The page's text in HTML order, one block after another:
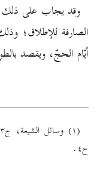
وقد يجاب على ذلك
الصارفة للإطلاق؛
أيّام الحجّ، ويقصد
ح٤.